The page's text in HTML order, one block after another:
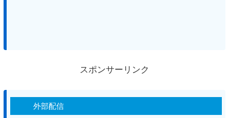
スポンサーリンク
外部配信